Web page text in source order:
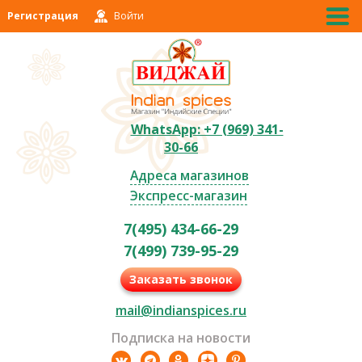
Регистрация Войти
WhatsApp: +7 (969) 341-
30-66
Адреса магазинов
Экспресс-магазин
7(495) 434-66-29
7(499) 739-95-29
Заказать звонок
mail@indianspices.ru
Подписка на новости